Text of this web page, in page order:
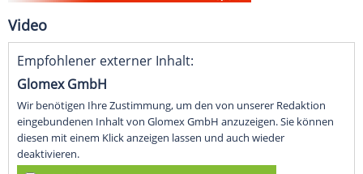
Video
Empfohlener externer Inhalt:
Glomex GmbH
Wir benötigen Ihre Zustimmung, um den von unserer Redaktion
eingebundenen Inhalt von Glomex GmbH anzuzeigen. Sie können
diesen mit einem Klick anzeigen lassen und auch wieder
deaktivieren.